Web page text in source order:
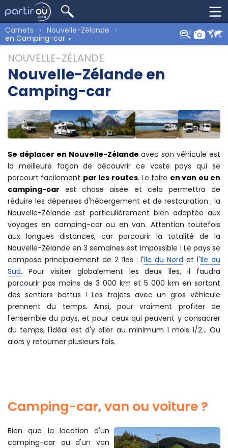
Carnets
Nouvelle-Zélande
en Camping-car
NOUVELLE-ZÉLANDE
Nouvelle-Zélande en
Camping-car
Se déplacer en Nouvelle-Zélande avec son véhicule est
la meilleure façon de découvrir ce vaste pays qui se
parcourt facilement par les routes. Le faire en van ou en
camping-car est chose aisée et cela permettra de
réduire les dépenses d'hébergement et de restauration ; la
Nouvelle-Zélande est particulièrement bien adaptée aux
voyages en camping-car ou en van. Attention toutefois
aux longues distances, car parcourir la totalité de la
Nouvelle-Zélande en 3 semaines est impossible ! Le pays se
compose principalement de 2 îles : l'île du Nord et l'île du
Sud. Pour visiter globalement les deux îles, il faudra
parcourir pas moins de 3 000 km et 5 000 km en sortant
des sentiers battus ! Les trajets avec un gros véhicule
prennent du temps. Ainsi, pour vraiment profiter de
l'ensemble du pays, et pour ceux qui peuvent y consacrer
du temps, l'idéal est d'y aller au minimum 1 mois 1/2... Ou
alors y retourner plusieurs fois.
Camping-car, van ou voiture ?
Bien que la location d'un
camping-car ou d'un van